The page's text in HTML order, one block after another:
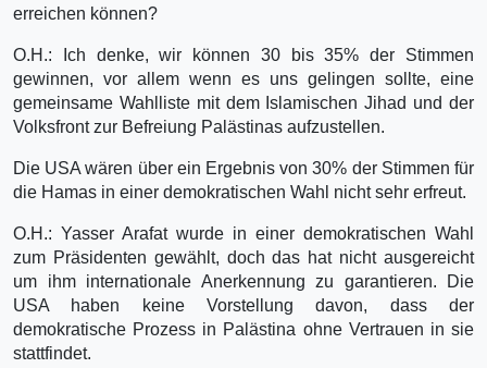
erreichen können?
O.H.: Ich denke, wir können 30 bis 35% der Stimmen
gewinnen, vor allem wenn es uns gelingen sollte, eine
gemeinsame Wahlliste mit dem Islamischen Jihad und der
Volksfront zur Befreiung Palästinas aufzustellen.
Die USA wären über ein Ergebnis von 30% der Stimmen für
die Hamas in einer demokratischen Wahl nicht sehr erfreut.
O.H.: Yasser Arafat wurde in einer demokratischen Wahl
zum Präsidenten gewählt, doch das hat nicht ausgereicht
um ihm internationale Anerkennung zu garantieren. Die
USA haben keine Vorstellung davon, dass der
demokratische Prozess in Palästina ohne Vertrauen in sie
stattfindet.